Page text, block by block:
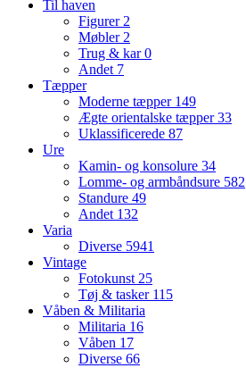
Til haven
Figurer2
Møbler2
Trug & kar0
Andet 7
Tæpper
Moderne tæpper 149
Ægte orientalske tæpper33
Uklassificerede 87
Ure
Kamin- og konsolure 34
Lomme- og armbåndsure 582
Standure 49
Andet 132
Varia
Diverse 5941
Vintage
Fotokunst25
Tøj & tasker 115
Våben & Militaria
Militaria 16
Våben 17
Diverse 66